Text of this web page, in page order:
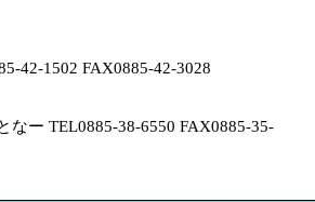
42-1502 FAX0885-42-3028
なー TEL0885-38-6550 FAX0885-35-